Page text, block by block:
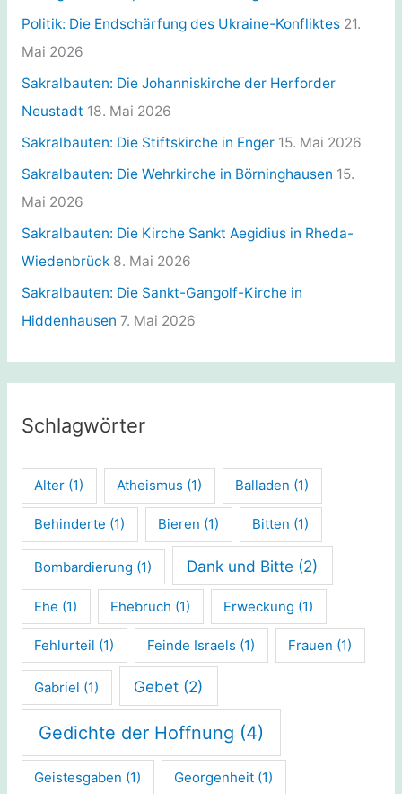
i
e
n
Politik: Die Endschärfung des Ukraine-Konfliktes 21.
Mai 2026
Sakralbauten: Die Johanniskirche der Herforder
Neustadt 18. Mai 2026
Sakralbauten: Die Stiftskirche in Enger 15. Mai 2026
Sakralbauten: Die Wehrkirche in Börninghausen 15.
Mai 2026
Sakralbauten: Die Kirche Sankt Aegidius in Rheda-
Wiedenbrück 8. Mai 2026
Sakralbauten: Die Sankt-Gangolf-Kirche in
Hiddenhausen 7. Mai 2026
Schlagwörter
Alter (1) Atheismus (1) Balladen (1)
Behinderte (1) Bieren (1) Bitten (1)
Bombardierung (1) Dank und Bitte (2)
Ehe (1) Ehebruch (1) Erweckung (1)
Fehlurteil (1) Feinde Israels (1) Frauen (1)
Gabriel (1) Gebet (2)
Gedichte der Hoffnung (4)
Geistesgaben (1) Georgenheit (1)